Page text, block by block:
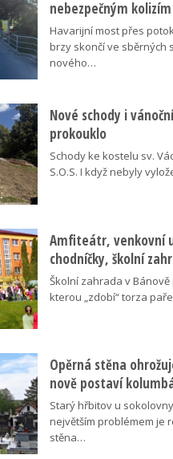
nebezpečným kolizím
Havarijní most přes
brzy skončí ve sběrných
nového…
Nové schody i
prokouklo
Schody ke kostelu sv.
S.O.S. I když nebyly
Amfiteátr, venkovní
chodníčky, školní
Školní zahrada v
kterou „zdobí“ torza
Opěrná stěna
nově postaví
Starý hřbitov u
největším problémem je
stěna…